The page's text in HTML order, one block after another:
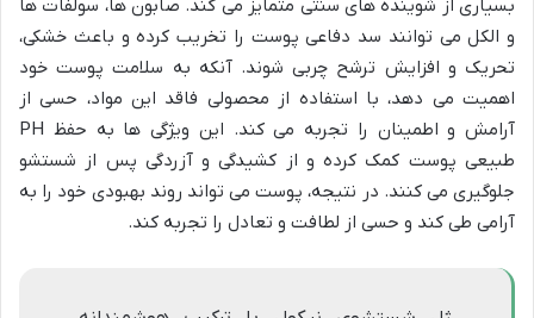
بسیاری از شوینده های سنتی متمایز می کند. صابون ها، سولفات ها
و الکل می توانند سد دفاعی پوست را تخریب کرده و باعث خشکی،
تحریک و افزایش ترشح چربی شوند. آنکه به سلامت پوست خود
اهمیت می دهد، با استفاده از محصولی فاقد این مواد، حسی از
آرامش و اطمینان را تجربه می کند. این ویژگی ها به حفظ PH
طبیعی پوست کمک کرده و از کشیدگی و آزردگی پس از شستشو
جلوگیری می کنند. در نتیجه، پوست می تواند روند بهبودی خود را به
آرامی طی کند و حسی از لطافت و تعادل را تجربه کند.